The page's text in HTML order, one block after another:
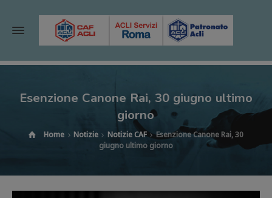
Esenzione Canone Rai, 30 giugno ultimo
giorno
Home Notizie Notizie CAF
Esenzione Canone Rai, 30
giugno ultimo giorno